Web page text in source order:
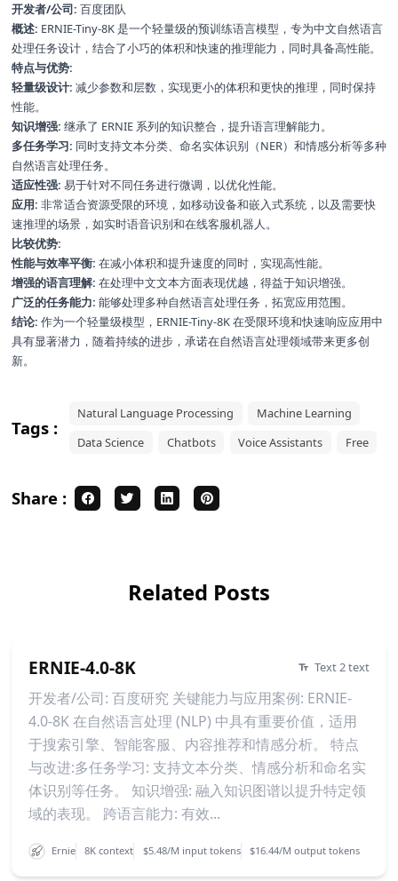
开发者/公司: 百度团队
概述: ERNIE-Tiny-8K 是一个轻量级的预训练语言模型，专为中文自然语言
处理任务设计，结合了小巧的体积和快速的推理能力，同时具备高性能。
特点与优势:
轻量级设计: 减少参数和层数，实现更小的体积和更快的推理，同时保持
性能。
知识增强: 继承了 ERNIE 系列的知识整合，提升语言理解能力。
多任务学习: 同时支持文本分类、命名实体识别（NER）和情感分析等多种
自然语言处理任务。
适应性强: 易于针对不同任务进行微调，以优化性能。
应用: 非常适合资源受限的环境，如移动设备和嵌入式系统，以及需要快
速推理的场景，如实时语音识别和在线客服机器人。
比较优势:
性能与效率平衡: 在减小体积和提升速度的同时，实现高性能。
增强的语言理解: 在处理中文文本方面表现优越，得益于知识增强。
广泛的任务能力: 能够处理多种自然语言处理任务，拓宽应用范围。
结论: 作为一个轻量级模型，ERNIE-Tiny-8K 在受限环境和快速响应应用中
具有显著潜力，随着持续的进步，承诺在自然语言处理领域带来更多创
新。
Tags :
Natural Language Processing
Machine Learning
Data Science
Chatbots Voice Assistants Free
Share :
Related Posts
ERNIE-4.0-8K Text 2 text
开发者/公司: 百度研究 关键能力与应用案例: ERNIE-
4.0-8K 在自然语言处理 (NLP) 中具有重要价值，适用
于搜索引擎、智能客服、内容推荐和情感分析。 特点
与改进:多任务学习: 支持文本分类、情感分析和命名实
体识别等任务。 知识增强: 融入知识图谱以提升特定领
域的表现。 跨语言能力: 有效...
Ernie 8K context $5.48/M input tokens $16.44/M output tokens